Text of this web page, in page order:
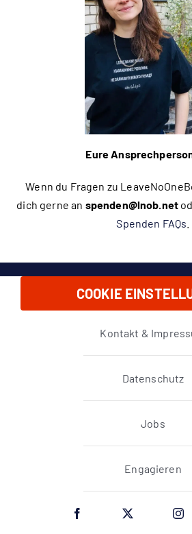
Eure
Wenn du Fragen zu
dich gerne an spenden@lnob.net
Spenden FAQs
COOKIE
Kontakt &
Datenschutz
Jobs
Engagieren